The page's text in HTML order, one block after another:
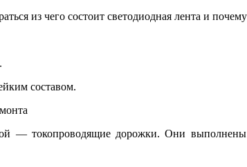
из чего состоит светодиодная лента и
составом.
— токопроводящие дорожки. Они